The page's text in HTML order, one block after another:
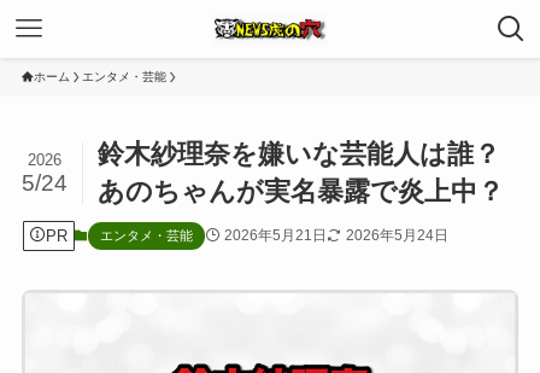
ホーム エンタメ・芸能
鈴木紗理奈を嫌いな芸能人は誰？
あのちゃんが実名暴露で炎上中？
2026
5/24
PR エンタメ・芸能 2026年5月21日 2026年5月24日